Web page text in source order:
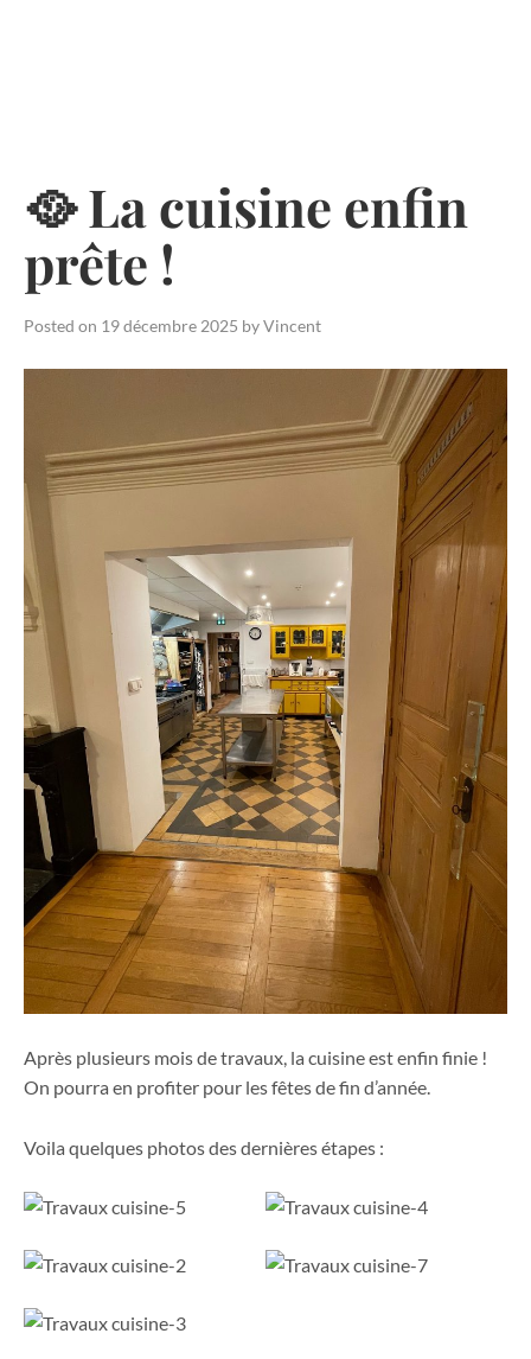
🥘 La cuisine enfin
prête !
Posted on 19 décembre 2025 byVincent
Après plusieurs mois de travaux, la cuisine est enfin finie !
On pourra en profiter pour les fêtes de fin d’année.
Voila quelques photos des dernières étapes :